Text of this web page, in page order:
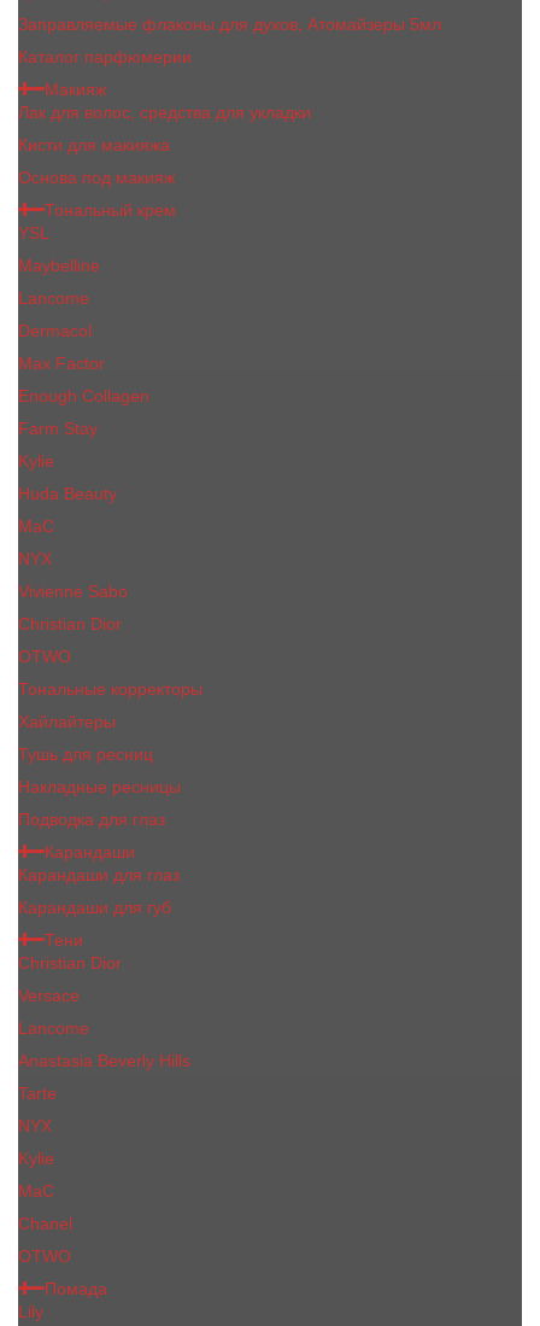
Заправляемые флаконы для духов, Атомайзеры 5мл
Каталог парфюмерии
Макияж
Лак для волос, средства для укладки
Кисти для макияжа
Основа под макияж
Тональный крем
YSL
Maybelline
Lancome
Dermacol
Max Factor
Enough Collagen
Farm Stay
Kylie
Huda Beauty
МаС
NYX
Vivienne Sabo
Сhristiаn Diоr
OTWO
Тональные корректоры
Хайлайтеры
Тушь для ресниц
Накладные ресницы
Подводка для глаз
Карандаши
Карандаши для глаз
Карандаши для губ
Тени
Christian Dior
Versace
Lancome
Anastasia Beverly Hills
Tarte
NYX
Kylie
MaC
Сhanеl
OTWO
Помада
Lily